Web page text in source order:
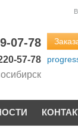
07-78
57-78